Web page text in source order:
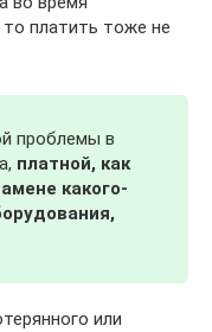
то платить тоже не
проблемы в
платной, как
какого-
или